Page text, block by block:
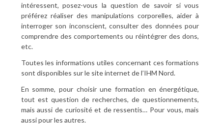
intéressent, posez-vous la question de savoir si vous
préférez réaliser des manipulations corporelles, aider à
interroger son inconscient, consulter des données pour
comprendre des comportements ou réintégrer des dons,
etc.
Toutes les informations utiles concernant ces formations
sont disponibles sur le site internet de l’IHM Nord.
En somme, pour choisir une formation en énergétique,
tout est question de recherches, de questionnements,
mais aussi de curiosité et de ressentis… Pour vous, mais
aussi pour les autres.